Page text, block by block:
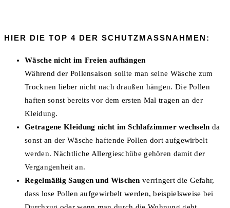
HIER DIE TOP 4 DER SCHUTZMASSNAHMEN:
Wäsche nicht im Freien aufhängen
Während der Pollensaison sollte man seine Wäsche zum
Trocknen lieber nicht nach draußen hängen. Die Pollen
haften sonst bereits vor dem ersten Mal tragen an der
Kleidung.
Getragene Kleidung nicht im Schlafzimmer wechseln da
sonst an der Wäsche haftende Pollen dort aufgewirbelt
werden. Nächtliche Allergieschübe gehören damit der
Vergangenheit an.
Regelmäßig Saugen und Wischen verringert die Gefahr,
dass lose Pollen aufgewirbelt werden, beispielsweise bei